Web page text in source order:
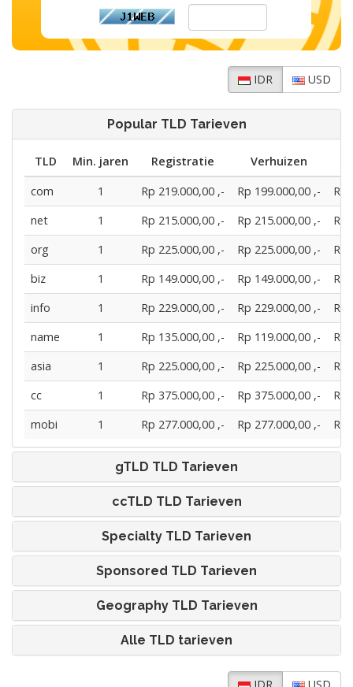
IDR USD
Popular TLD Tarieven
TLD Min. jaren Registratie Verhuizen
com
1 Rp 219.000,00 ,- Rp 199.000,00 ,-
Rp
net
1 Rp 215.000,00 ,- Rp 215.000,00 ,-
Rp
org
1 Rp 225.000,00 ,- Rp 225.000,00 ,-
Rp
biz
1 Rp 149.000,00 ,- Rp 149.000,00 ,-
Rp
info
1 Rp 229.000,00 ,- Rp 229.000,00 ,-
Rp
name
1 Rp 135.000,00 ,- Rp 119.000,00 ,-
Rp
asia
1 Rp 225.000,00 ,- Rp 225.000,00 ,-
Rp
cc
1 Rp 375.000,00 ,- Rp 375.000,00 ,-
Rp
mobi
1 Rp 277.000,00 ,- Rp 277.000,00 ,- Rp
gTLD TLD Tarieven
ccTLD TLD Tarieven
Specialty TLD Tarieven
Sponsored TLD Tarieven
Geography TLD Tarieven
Alle TLD tarieven